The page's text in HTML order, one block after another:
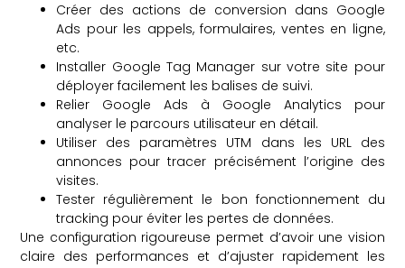
Créer des actions de conversion dans Google
Ads pour les appels, formulaires, ventes en ligne,
etc.
Installer Google Tag Manager sur votre site pour
déployer facilement les balises de suivi.
Relier Google Ads à Google Analytics pour
analyser le parcours utilisateur en détail.
Utiliser des paramètres UTM dans les URL des
annonces pour tracer précisément l’origine des
visites.
Tester régulièrement le bon fonctionnement du
tracking pour éviter les pertes de données.
Une configuration rigoureuse permet d’avoir une vision
claire des performances et d’ajuster rapidement les